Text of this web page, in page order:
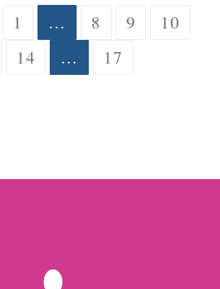
1 … 8 9
10
14 …
17